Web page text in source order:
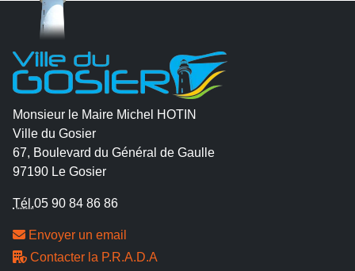
Monsieur le Maire Michel HOTIN
Ville du Gosier
67, Boulevard du Général de Gaulle
97190 Le Gosier
Tél.05 90 84 86 86
Envoyer un email
Contacter la P.R.A.D.A